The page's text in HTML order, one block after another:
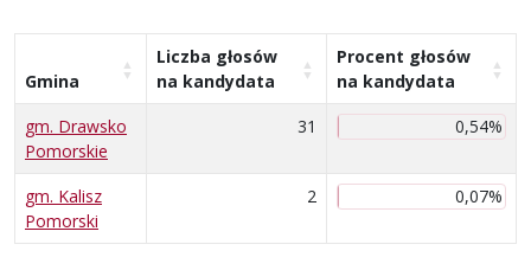
Gmina
Liczba głosów
na kandydata
Procent głosów
na kandydata
gm. Drawsko
Pomorskie
31 0,54%
gm. Kalisz
Pomorski
2 0,07%